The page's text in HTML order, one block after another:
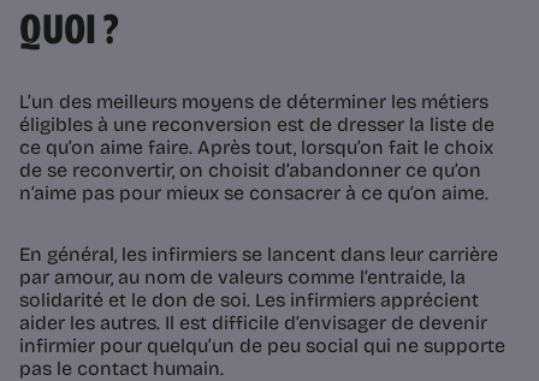
QUOI ?
L’un des meilleurs moyens de déterminer les métiers
éligibles à une reconversion est de dresser la liste de
ce qu’on aime faire. Après tout, lorsqu’on fait le choix
de se reconvertir, on choisit d’abandonner ce qu’on
n’aime pas pour mieux se consacrer à ce qu’on aime.
En général, les infirmiers se lancent dans leur carrière
par amour, au nom de valeurs comme l’entraide, la
solidarité et le don de soi. Les infirmiers apprécient
aider les autres. Il est difficile d’envisager de devenir
infirmier pour quelqu’un de peu social qui ne supporte
pas le contact humain.